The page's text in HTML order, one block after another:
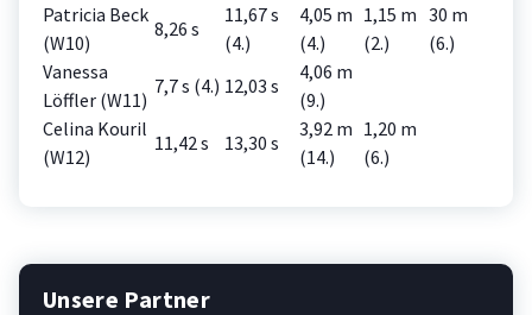
Patricia Beck
(W10)
8,26 s
11,67 s
(4.)
4,05 m
(4.)
1,15 m
(2.)
30 m
(6.)
Vanessa
Löffler (W11)
7,7 s (4.) 12,03 s
4,06 m
(9.)
Celina Kouril
(W12)
11,42 s 13,30 s
3,92 m
(14.)
1,20 m
(6.)
Unsere Partner